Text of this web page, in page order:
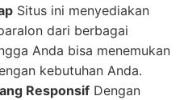
Situs ini menyediakan
dari berbagai
Anda bisa menemukan
kebutuhan Anda.
Responsif Dengan